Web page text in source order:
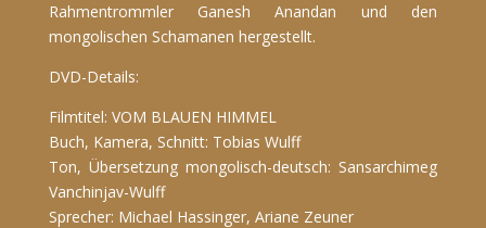
Rahmentrommler Ganesh Anandan und den
mongolischen Schamanen hergestellt.
DVD-Details:
Filmtitel: VOM BLAUEN HIMMEL
Buch, Kamera, Schnitt: Tobias Wulff
Ton, Übersetzung mongolisch-deutsch: Sansarchimeg
Vanchinjav-Wulff
Sprecher: Michael Hassinger, Ariane Zeuner